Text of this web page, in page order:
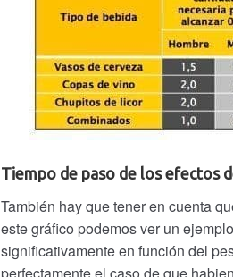
Tiempo de paso de los efectos
También hay que tener en cuenta
este gráfico podemos ver un
significativamente en función del